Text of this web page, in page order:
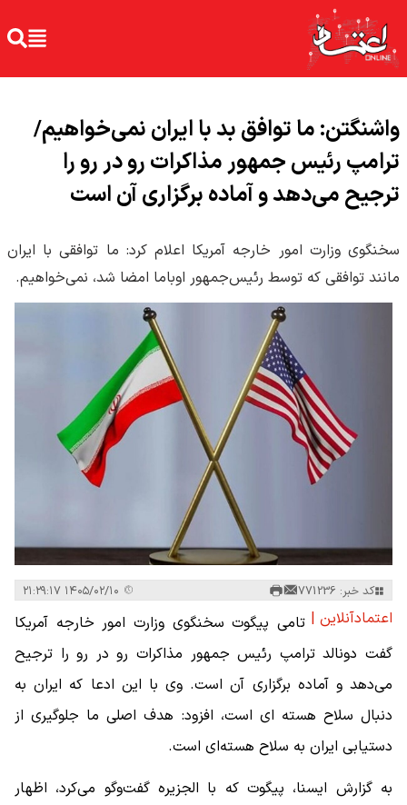
واشنگتن: ما توافق بد با ایران نمی‌خواهیم/
ترامپ رئیس جمهور مذاکرات رو در رو را
ترجیح می‌دهد و آماده برگزاری آن است
سخنگوی وزارت امور خارجه آمریکا اعلام کرد: ما توافقی با ایران
مانند توافقی که توسط رئیس‌جمهور اوباما امضا شد، نمی‌خواهیم.
کد خبر: 771236
اعتمادآنلاین | تامی پیگوت سخنگوی وزارت امور خارجه آمریکا
گفت دونالد ترامپ رئیس جمهور مذاکرات رو در رو را ترجیح
می‌دهد و آماده برگزاری آن است. وی با این ادعا که ایران به
دنبال سلاح هسته ای است، افزود: هدف اصلی ما جلوگیری از
دستیابی ایران به سلاح هسته‌ای است.
به گزارش ایسنا، پیگوت که با الجزیره گفت‌وگو می‌کرد، اظهار